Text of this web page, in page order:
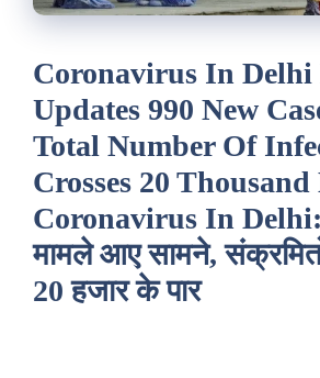
Coronavirus In Delhi
Updates 990 New
Total Number Of
Crosses 20
Coronavirus In
मामले आए सामने,
20 हजार के पार